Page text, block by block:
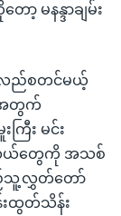
မနန္ဒာချမ်း
န်လည်စတင်မယ့်
အတွက်
ြီး မင်း
ယ်တွေကို အသစ်
ည်သူ့လွှတ်တော်
ထွတ်သိန်း